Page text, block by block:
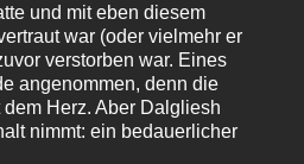
und mit eben diesem
war (oder vielmehr er
verstorben war. Eines
angenommen, denn die
Herz. Aber Dalgliesh
nimmt: ein bedauerlicher